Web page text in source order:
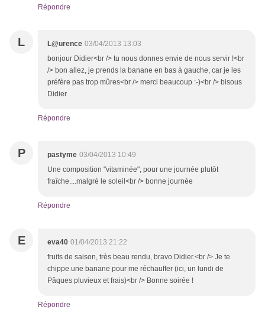
Répondre
L L@urence 03/04/2013 13:03
bonjour Didier<br /> tu nous donnes envie de nous servir !<br
/> bon allez, je prends la banane en bas à gauche, car je les
préfère pas trop mûres<br /> merci beaucoup :-)<br /> bisous
Didier
Répondre
P pastyme 03/04/2013 10:49
Une composition "vitaminée", pour une journée plutôt
fraîche....malgré le soleil<br /> bonne journée
Répondre
E eva40 01/04/2013 21:22
fruits de saison, très beau rendu, bravo Didier.<br /> Je te
chippe une banane pour me réchauffer (ici, un lundi de
Pâques pluvieux et frais)<br /> Bonne soirée !
Répondre